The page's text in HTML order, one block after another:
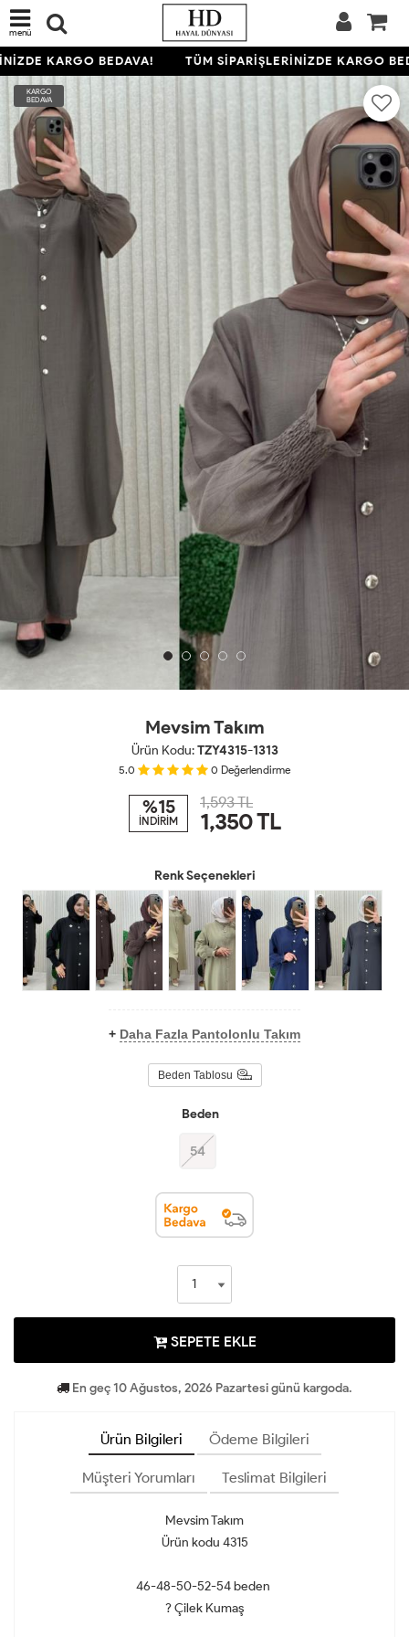
menü
KARGO BEDAVA! TÜM SİPARİŞLERİNİZDE KARGO
KARGO
BEDAVA
Mevsim Takım
Ürün Kodu:TZY4315-1313
5.0 0 Değerlendirme
%15
İNDİRİM
1,593 TL
1,350TL
Renk Seçenekleri
+ Daha Fazla Pantolonlu Takım
Beden Tablosu
Beden
54
SEPETE EKLE
En geç 10 Ağustos, 2026 Pazartesi günü kargoda.
Ürün Bilgileri Ödeme Bilgileri
Müşteri Yorumları Teslimat Bilgileri
Mevsim Takım
Ürün kodu 4315
46-48-50-52-54 beden
? Çilek Kumaş